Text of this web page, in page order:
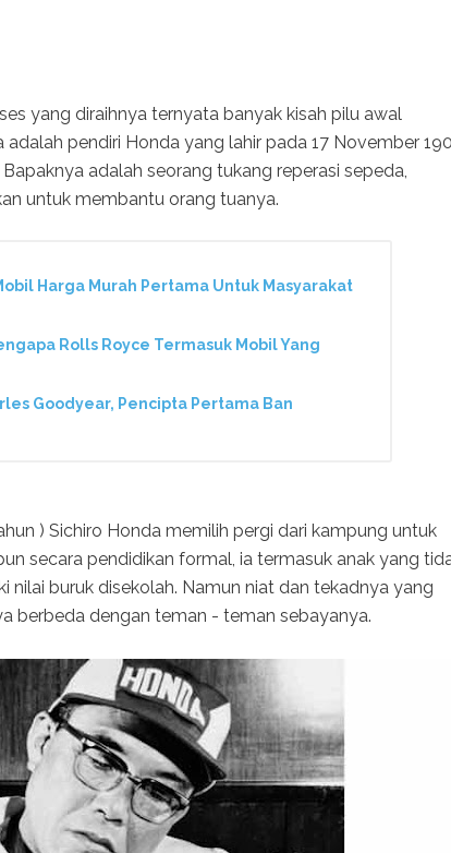
yang diraihnya ternyata banyak kisah pilu awal
pendiri Honda yang lahir pada 17 November
adalah seorang tukang reperasi sepeda,
untuk membantu orang tuanya.
Harga Murah Pertama Untuk Masyarakat
Rolls Royce Termasuk Mobil Yang
Goodyear, Pencipta Pertama Ban
) Sichiro Honda memilih pergi dari kampung untuk
secara pendidikan formal, ia termasuk anak yang
buruk disekolah. Namun niat dan tekadnya yang
berbeda dengan teman - teman sebayanya.